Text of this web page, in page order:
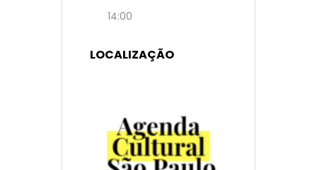
14:00
LOCALIZAÇÃO